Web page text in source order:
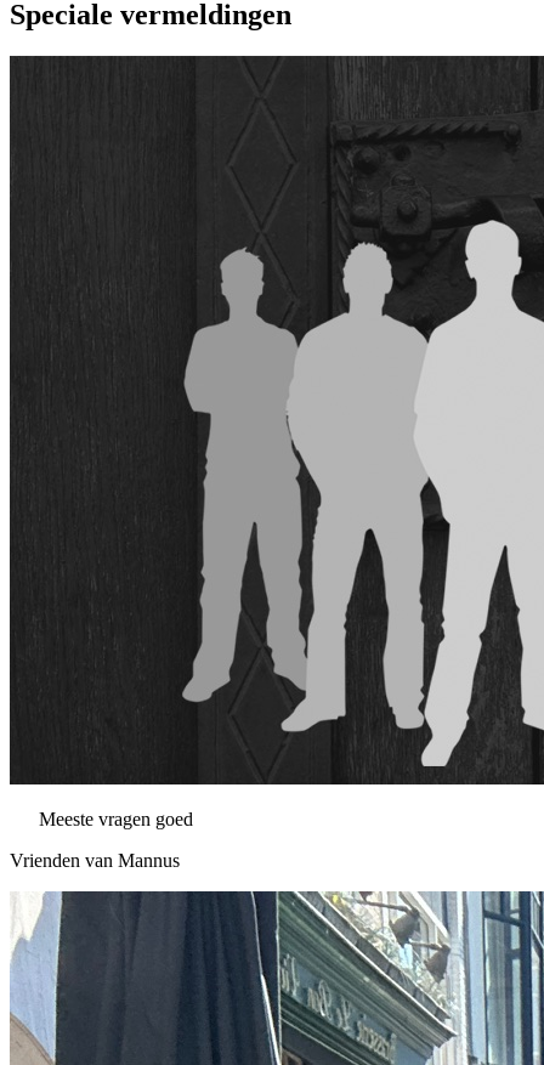
Speciale vermeldingen
Meeste vragen goed
Vrienden van Mannus